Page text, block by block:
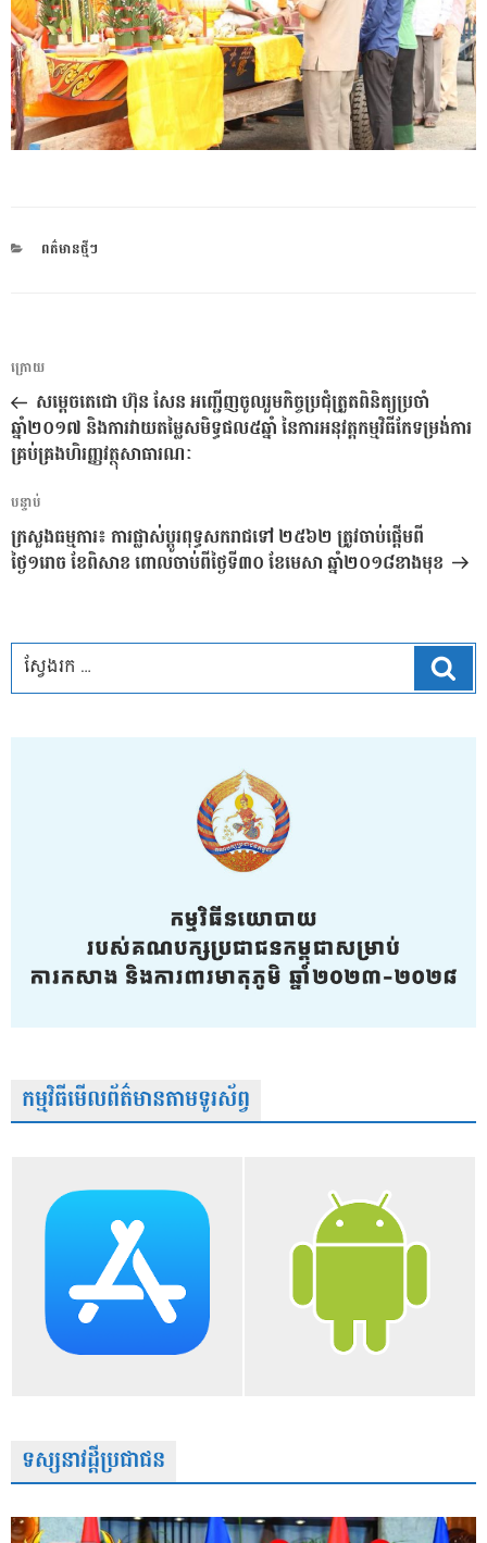
CATEGORIES
ពត៌មានថ្មីៗ
ការ​
នាំទិស​
ប្រកាស
អត្ថបទ
មុន
ក្រោយ
សម្តេចតេជោ ហ៊ុន សែន អញ្ជើញចូលរួមកិច្ចប្រជុំត្រួតពិនិត្យប្រចាំ
ឆ្នាំ២០១៧ និងការវាយតម្លៃសមិទ្ធផល៥ឆ្នាំ នៃការអនុវត្តកម្មវិធីកែទម្រង់ការ
គ្រប់គ្រងហិរញ្ញវត្ថុសាធារណៈ
អត្ថបទ
បន្ទាប់
បន្ទាប់
ក្រសួងធម្មការ៖ ការផ្លាស់ប្ដូរពុទ្ធសករាជទៅ ២៥៦២ ត្រូវចាប់ផ្ដើមពី
ថ្ងៃ១រោច ខែពិសាខ ពោលចាប់ពីថ្ងៃទី៣០ ខែមេសា ឆ្នាំ២០១៨ខាងមុខ
កម្មវិធីមើលព័ត៌មានតាមទូរស័ព្វ
ទស្សនាវដ្តីប្រជាជន